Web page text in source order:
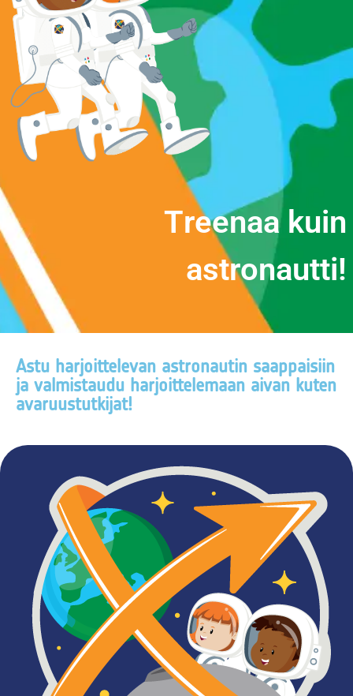
Treenaa kuin
astronautti!
Astu harjoittelevan astronautin saappaisiin
ja valmistaudu harjoittelemaan aivan kuten
avaruustutkijat!